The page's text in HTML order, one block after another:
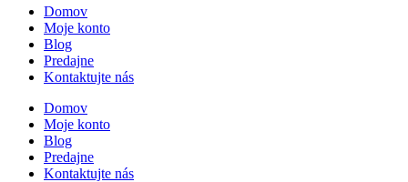
Domov
Moje konto
Blog
Predajne
Kontaktujte nás
Domov
Moje konto
Blog
Predajne
Kontaktujte nás